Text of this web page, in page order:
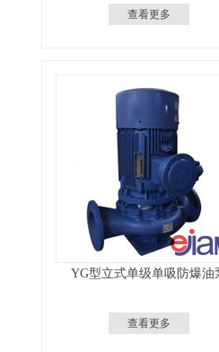
查看更多
YG型立式单级单吸防爆油
查看更多